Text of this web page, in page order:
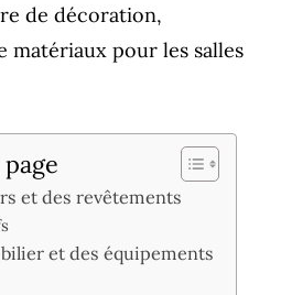
de décoration,
matériaux pour les salles
et des revêtements
et des équipements